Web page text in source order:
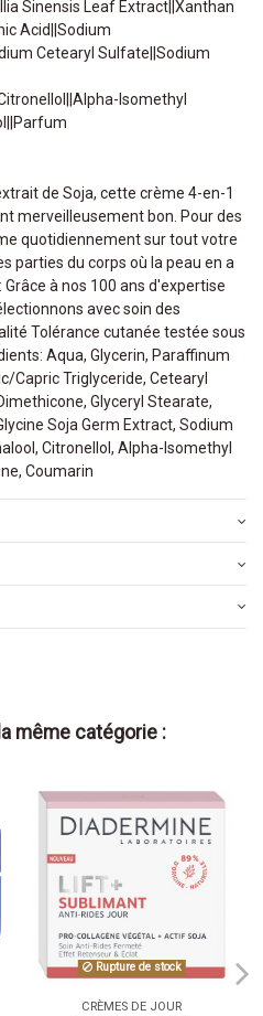
Sinensis Leaf Extract||Xanthan
Acid||Sodium
Cetearyl Sulfate||Sodium
Isomethyl
de Soja, cette crème 4-en-1
merveilleusement bon. Pour des
quotidiennement sur tout votre
parties du corps où la peau en a
à nos 100 ans d'expertise
avec soin des
Tolérance cutanée testée sous
Aqua, Glycerin, Paraffinum
Capric Triglyceride, Cetearyl
Glyceryl Stearate,
Soja Germ Extract, Sodium
Citronellol, Alpha-Isomethyl
Coumarin
même catégorie :
Rupture de stock
CRÈMES DE JOUR